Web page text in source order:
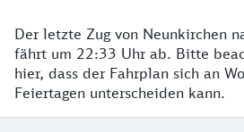
Der letzte Zug von Neunkirchen
fährt um 22:33 Uhr ab. Bitte
hier, dass der Fahrplan sich an
Feiertagen unterscheiden kann.